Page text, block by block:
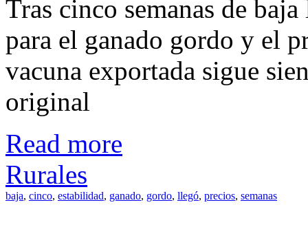
Tras cinco semanas de
para el ganado gordo y el
vacuna exportada sigue
original
Read more
Rurales
baja, cinco, estabilidad, ganado, gordo, llegó, precios, semanas